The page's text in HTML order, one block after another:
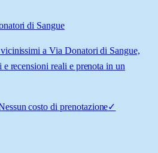
di Sangue
a Via Donatori di Sangue,
recensioni reali e prenota in un
costo di prenotazione✓